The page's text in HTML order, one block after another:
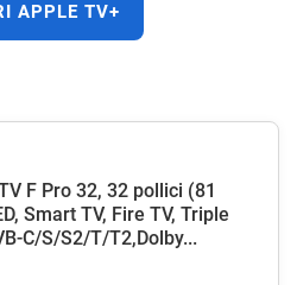
APPLE TV+
F Pro 32, 32 pollici (81
Smart TV, Fire TV, Triple
C/S/S2/T/T2,Dolby...